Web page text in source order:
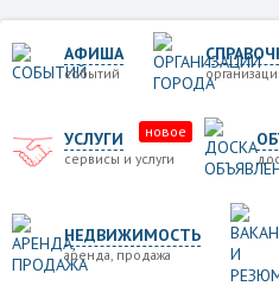
АФИША
событий
УСЛУГИ
сервисы и услуги
новое
НЕДВИЖИМОСТЬ
аренда, продажа